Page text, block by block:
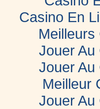
Casino En
Meilleurs
Jouer Au
Jouer Au
Meilleur
Jouer Au